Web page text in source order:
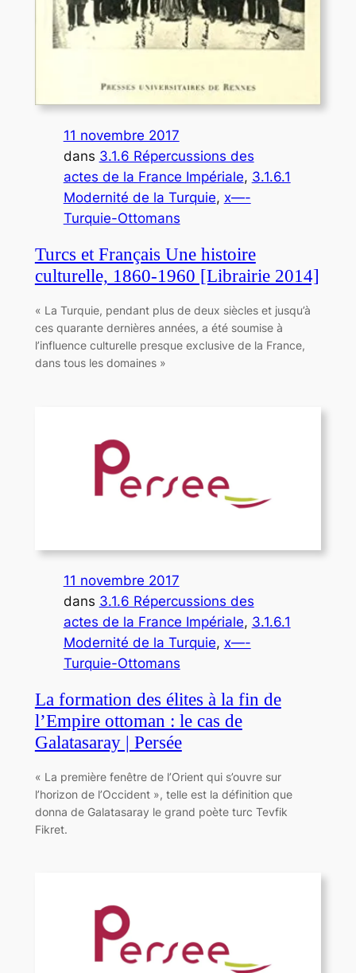
11 novembre 2017
dans 3.1.6 Répercussions des
actes de la France Impériale, 3.1.6.1
Modernité de la Turquie, x—-
Turquie-Ottomans
Turcs et Français Une histoire
culturelle, 1860-1960 [Librairie 2014]
« La Turquie, pendant plus de deux siècles et jusqu’à
ces quarante dernières années, a été soumise à
l’influence culturelle presque exclusive de la France,
dans tous les domaines »
11 novembre 2017
dans 3.1.6 Répercussions des
actes de la France Impériale, 3.1.6.1
Modernité de la Turquie, x—-
Turquie-Ottomans
La formation des élites à la fin de
l’Empire ottoman : le cas de
Galatasaray | Persée
« La première fenêtre de l’Orient qui s’ouvre sur
l’horizon de l’Occident », telle est la définition que
donna de Galatasaray le grand poète turc Tevfik
Fikret.